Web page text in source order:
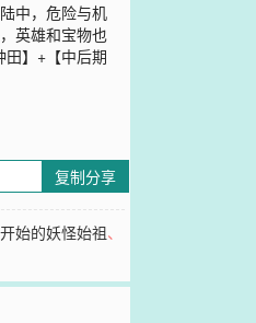
中，危险与机
英雄和宝物也
】+【中后期
复制分享
始的妖怪始祖、